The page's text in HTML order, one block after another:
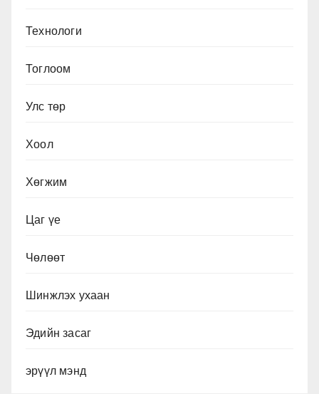
Технологи
Тоглоом
Улс төр
Хоол
Хөгжим
Цаг үе
Чөлөөт
Шинжлэх ухаан
Эдийн засаг
эрүүл мэнд